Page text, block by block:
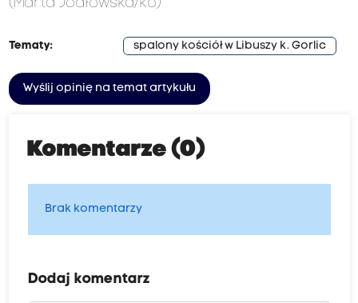
(Marta Jodłowska/ko)
Tematy: spalony kościół w Libuszy k. Gorlic
Wyślij opinię na temat artykułu
Komentarze (0)
Brak komentarzy
Dodaj komentarz